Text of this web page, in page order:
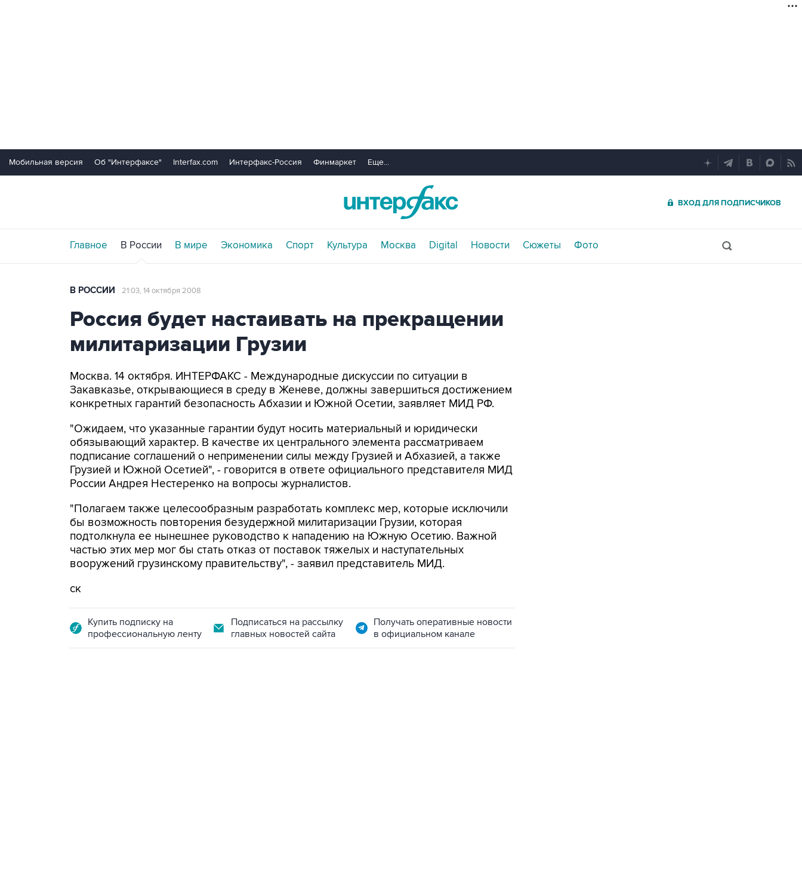
Мобильная версия Об "Интерфаксе" Interfax.com Интерфакс-Россия Финмаркет Еще...
ВХОД ДЛЯ ПОДПИСЧИКОВ
Главное В России В мире Экономика Спорт Культура Москва Digital Новости Сюжеты Фото
В РОССИИ 21:03, 14 октября 2008
Россия будет настаивать на прекращении
милитаризации Грузии
Москва. 14 октября. ИНТЕРФАКС - Международные дискуссии по ситуации в
Закавказье, открывающиеся в среду в Женеве, должны завершиться достижением
конкретных гарантий безопасность Абхазии и Южной Осетии, заявляет МИД РФ.
"Ожидаем, что указанные гарантии будут носить материальный и юридически
обязывающий характер. В качестве их центрального элемента рассматриваем
подписание соглашений о неприменении силы между Грузией и Абхазией, а также
Грузией и Южной Осетией", - говорится в ответе официального представителя МИД
России Андрея Нестеренко на вопросы журналистов.
"Полагаем также целесообразным разработать комплекс мер, которые исключили
бы возможность повторения безудержной милитаризации Грузии, которая
подтолкнула ее нынешнее руководство к нападению на Южную Осетию. Важной
частью этих мер мог бы стать отказ от поставок тяжелых и наступательных
вооружений грузинскому правительству", - заявил представитель МИД.
ск
Купить подписку на
профессиональную ленту
Подписаться на рассылку
главных новостей сайта
Получать оперативные новости
в официальном канале